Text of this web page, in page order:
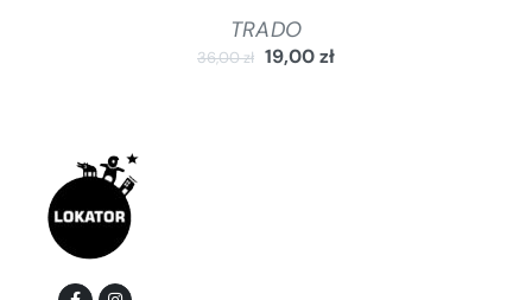
TRADO
36,00zł 19,00zł